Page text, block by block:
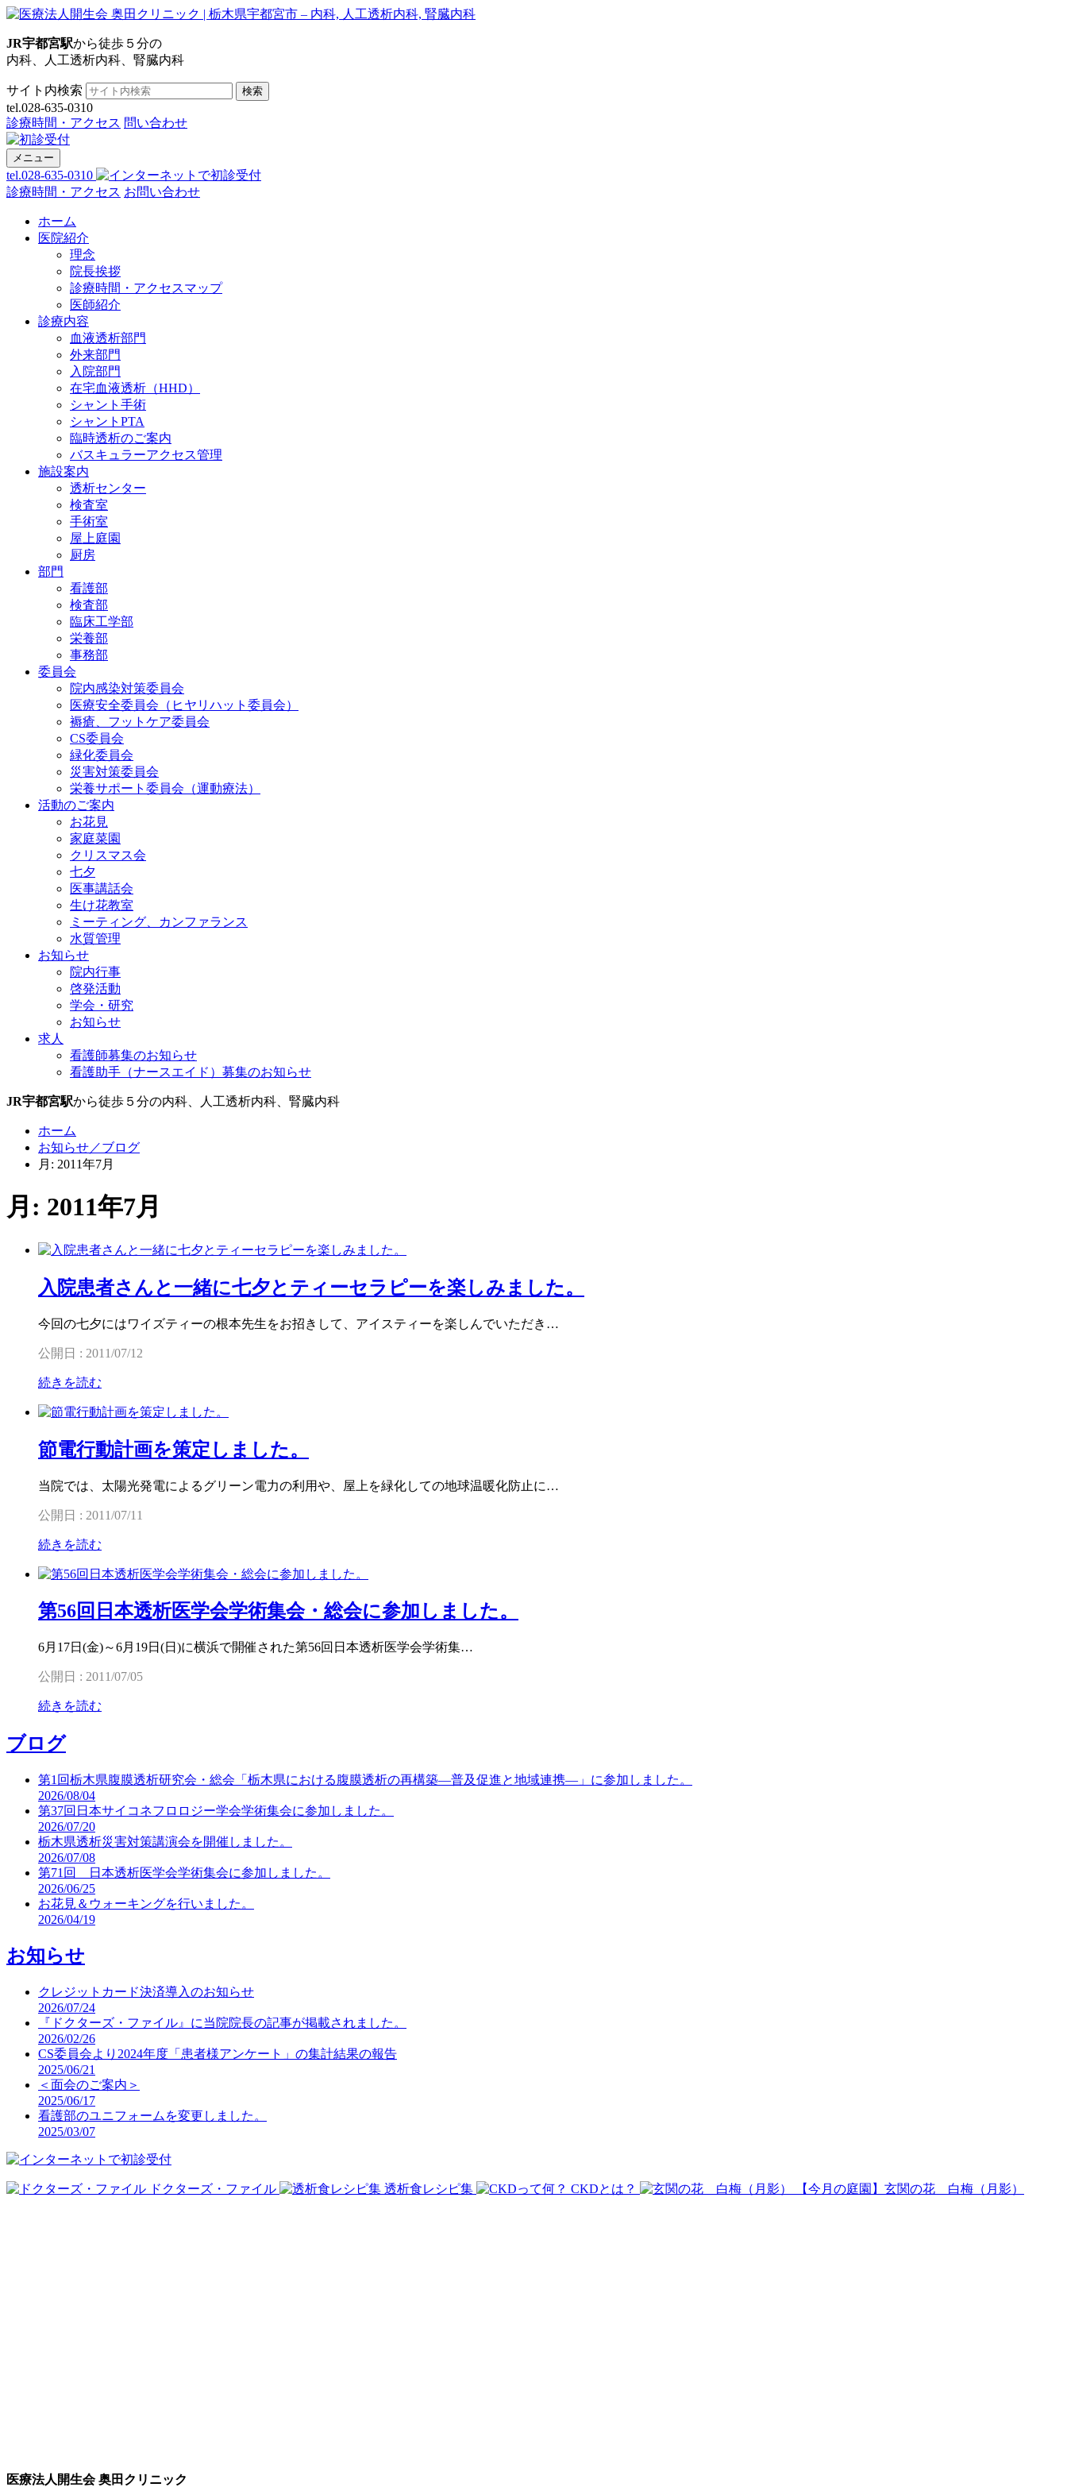
JR宇都宮駅から徒歩５分の
内科、人工透析内科、腎臓内科
サイト内検索 検索
tel.028-635-0310
診療時間・アクセス 問い合わせ
メニュー
tel.028-635-0310
診療時間・アクセス お問い合わせ
ホーム
医院紹介
理念
院長挨拶
診療時間・アクセスマップ
医師紹介
診療内容
血液透析部門
外来部門
入院部門
在宅血液透析（HHD）
シャント手術
シャントPTA
臨時透析のご案内
バスキュラーアクセス管理
施設案内
透析センター
検査室
手術室
屋上庭園
厨房
部門
看護部
検査部
臨床工学部
栄養部
事務部
委員会
院内感染対策委員会
医療安全委員会（ヒヤリハット委員会）
褥瘡、フットケア委員会
CS委員会
緑化委員会
災害対策委員会
栄養サポート委員会（運動療法）
活動のご案内
お花見
家庭菜園
クリスマス会
七夕
医事講話会
生け花教室
ミーティング、カンファランス
水質管理
お知らせ
院内行事
啓発活動
学会・研究
お知らせ
求人
看護師募集のお知らせ
看護助手（ナースエイド）募集のお知らせ
JR宇都宮駅から徒歩５分の内科、人工透析内科、腎臓内科
ホーム
お知らせ／ブログ
月: 2011年7月
月: 2011年7月
入院患者さんと一緒に七夕とティーセラピーを楽しみました。
今回の七夕にはワイズティーの根本先生をお招きして、アイスティーを楽しんでいただき…
公開日 : 2011/07/12
続きを読む
節電行動計画を策定しました。
当院では、太陽光発電によるグリーン電力の利用や、屋上を緑化しての地球温暖化防止に…
公開日 : 2011/07/11
続きを読む
第56回日本透析医学会学術集会・総会に参加しました。
6月17日(金)～6月19日(日)に横浜で開催された第56回日本透析医学会学術集…
公開日 : 2011/07/05
続きを読む
ブログ
第1回栃木県腹膜透析研究会・総会「栃木県における腹膜透析の再構築―普及促進と地域連携―」に参加しました。
2026/08/04
第37回日本サイコネフロロジー学会学術集会に参加しました。
2026/07/20
栃木県透析災害対策講演会を開催しました。
2026/07/08
第71回 日本透析医学会学術集会に参加しました。
2026/06/25
お花見＆ウォーキングを行いました。
2026/04/19
お知らせ
クレジットカード決済導入のお知らせ
2026/07/24
『ドクターズ・ファイル』に当院院長の記事が掲載されました。
2026/02/26
CS委員会より2024年度「患者様アンケート」の集計結果の報告
2025/06/21
＜面会のご案内＞
2025/06/17
看護部のユニフォームを変更しました。
2025/03/07
ドクターズ・ファイル 透析食レシピ集 CKDとは？ 【今月の庭園】玄関の花 白梅（月影）
医療法人開生会 奥田クリニック